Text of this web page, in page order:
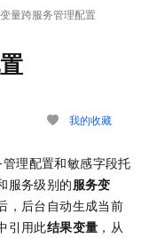
量跨服务管理配置
我的收藏
理配置和敏感字段托
服务级别的服务变
，后台自动生成当前
引用此结果变量 ，从